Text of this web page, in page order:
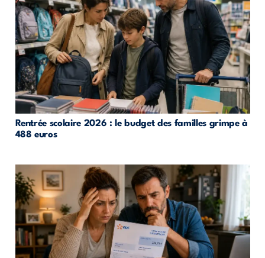
Rentrée scolaire 2026 : le budget des familles grimpe à
488 euros